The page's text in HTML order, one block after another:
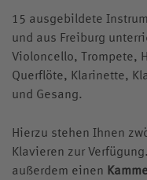
Verdacht auf
Ansprechpartner
Aufklärung
Schweizer Schüler
Internationalität
Standort
Voraussetzungen &
Internatsleben A – Z
Stellenangebote
Altschüler
Anreise
Historie
Links
Klostergeschichten
Wolfgang Mayer
Christian
Pater Hans-Martin
Katrin Hoffmann-
15 ausgebildete
und aus Freiburg
Violoncello, Trompete,
Querflöte, Klarinette,
und Gesang.
Hierzu stehen Ihnen
Klavieren zur
außerdem einen